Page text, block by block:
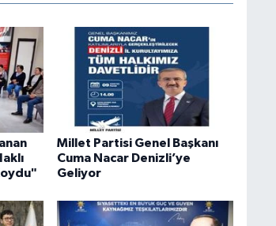
Millet Partisi Genel Başkanı
Cuma Nacar Denizli’ye
Geliyor